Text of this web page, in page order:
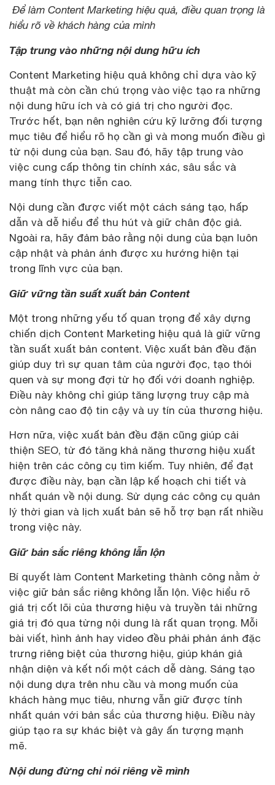
Để làm Content Marketing hiệu quả, điều quan trọng là
hiểu rõ về khách hàng của mình
Tập trung vào những nội dung hữu ích
Content Marketing hiệu quả không chỉ dựa vào kỹ
thuật mà còn cần chú trọng vào việc tạo ra những
nội dung hữu ích và có giá trị cho người đọc.
Trước hết, bạn nên nghiên cứu kỹ lưỡng đối tượng
mục tiêu để hiểu rõ họ cần gì và mong muốn điều gì
từ nội dung của bạn. Sau đó, hãy tập trung vào
việc cung cấp thông tin chính xác, sâu sắc và
mang tính thực tiễn cao.
Nội dung cần được viết một cách sáng tạo, hấp
dẫn và dễ hiểu để thu hút và giữ chân độc giả.
Ngoài ra, hãy đảm bảo rằng nội dung của bạn luôn
cập nhật và phản ánh được xu hướng hiện tại
trong lĩnh vực của bạn.
Giữ vững tần suất xuất bản Content
Một trong những yếu tố quan trọng để xây dựng
chiến dịch Content Marketing hiệu quả là giữ vững
tần suất xuất bản content. Việc xuất bản đều đặn
giúp duy trì sự quan tâm của người đọc, tạo thói
quen và sự mong đợi từ họ đối với doanh nghiệp.
Điều này không chỉ giúp tăng lượng truy cập mà
còn nâng cao độ tin cậy và uy tín của thương hiệu.
Hơn nữa, việc xuất bản đều đặn cũng giúp cải
thiện SEO, từ đó tăng khả năng thương hiệu xuất
hiện trên các công cụ tìm kiếm. Tuy nhiên, để đạt
được điều này, bạn cần lập kế hoạch chi tiết và
nhất quán về nội dung. Sử dụng các công cụ quản
lý thời gian và lịch xuất bản sẽ hỗ trợ bạn rất nhiều
trong việc này.
Giữ bản sắc riêng không lẫn lộn
Bí quyết làm Content Marketing thành công nằm ở
việc giữ bản sắc riêng không lẫn lộn. Việc hiểu rõ
giá trị cốt lõi của thương hiệu và truyền tải những
giá trị đó qua từng nội dung là rất quan trọng. Mỗi
bài viết, hình ảnh hay video đều phải phản ánh đặc
trưng riêng biệt của thương hiệu, giúp khán giả
nhận diện và kết nối một cách dễ dàng. Sáng tạo
nội dung dựa trên nhu cầu và mong muốn của
khách hàng mục tiêu, nhưng vẫn giữ được tính
nhất quán với bản sắc của thương hiệu. Điều này
giúp tạo ra sự khác biệt và gây ấn tượng mạnh
mẽ.
Nội dung đừng chỉ nói riêng về mình